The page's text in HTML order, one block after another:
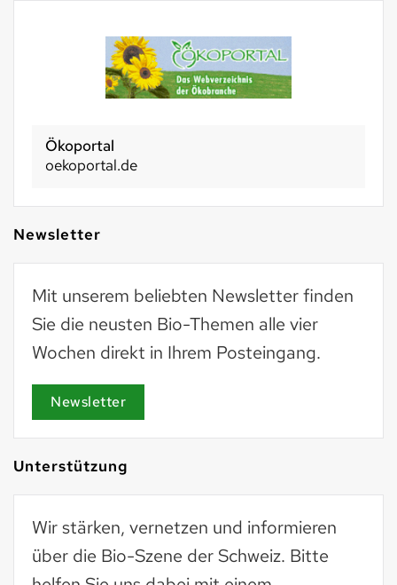
Ökoportal
oekoportal.de
Newsletter
Mit unserem beliebten Newsletter finden
Sie die neusten Bio-Themen alle vier
Wochen direkt in Ihrem Posteingang.
Newsletter
Unterstützung
Wir stärken, vernetzen und informieren
über die Bio-Szene der Schweiz. Bitte